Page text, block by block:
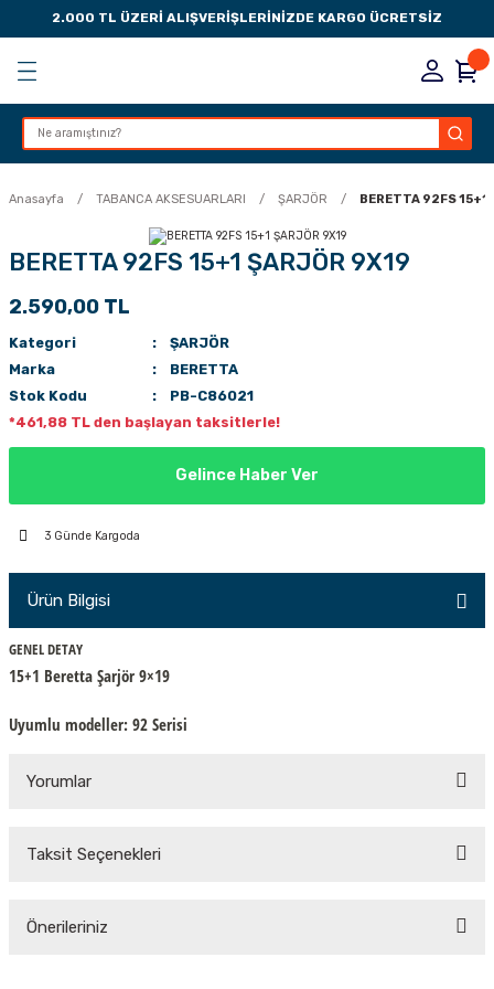
2.000 TL ÜZERİ ALIŞVERİŞLERİNİZDE KARGO ÜCRETSİZ
Geri Dön
Geri Dön
Geri Dön
Geri Dön
MANDALI
Anasayfa TABANCA AKSESUARLARI ŞARJÖR BERETTA 92FS 15+1
BERETTA 92FS 15+1 ŞARJÖR 9X19
2.590,00 TL
Kategori
ŞARJÖR
Marka
BERETTA
Stok Kodu
PB-C86021
*461,88 TL den başlayan taksitlerle!
Gelince Haber Ver
3 Günde Kargoda
Ürün Bilgisi
GENEL DETAY
15+1 Beretta Şarjör 9×19
Uyumlu modeller: 92 Serisi
Yorumlar
Taksit Seçenekleri
Önerileriniz